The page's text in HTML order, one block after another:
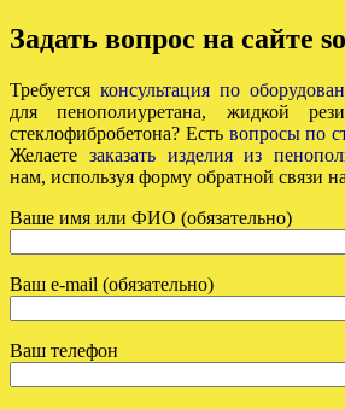
Задать вопрос на сайте
Требуется консультация по
для пенополиуретана, жидкой
стеклофибробетона? Есть вопросы по
Желаете заказать изделия из
нам, используя форму обратной связи
Ваше имя или ФИО (обязательно)
Ваш e-mail (обязательно)
Ваш телефон